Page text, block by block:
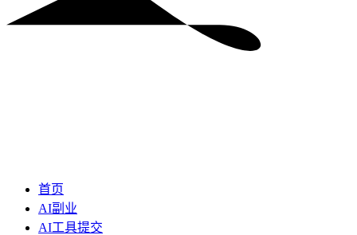
首页
AI副业
AI工具提交